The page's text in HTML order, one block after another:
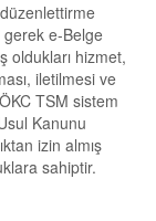
e-Belge
oldukları hizmet,
iletilmesi ve
TSM sistem
Kanunu
izin almış
sahiptir.